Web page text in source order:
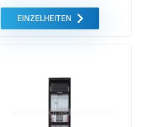
benötigen, wir kümmern uns
um alles Garantie als
Green-Market-Geräte der
wird zum bestmöglichen
Preis angeboten.
EINZELHEITEN